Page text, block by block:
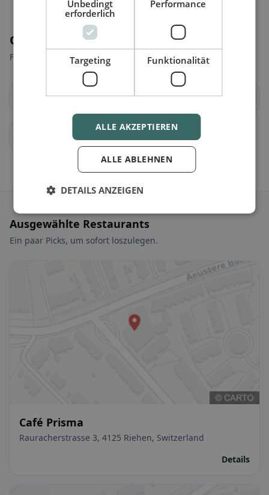
Orte in der Nähe
Finde den passenden Ort für deine Restaurantsuche.
bettingen-bs
Ausgewählte Restaurants
Ein paar Picks, um sofort loszulegen.
Café Prisma
Rauracherstrasse 3, 4125 Riehen, Switzerland
Details
Unbedingt
erforderlich
Performance
Targeting Funktionalität
ALLE AKZEPTIEREN
ALLE ABLEHNEN
DETAILS ANZEIGEN